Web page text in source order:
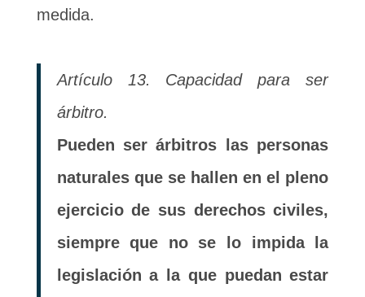
medida.
Artículo 13. Capacidad para ser
árbitro.
Pueden ser árbitros las personas
naturales que se hallen en el pleno
ejercicio de sus derechos civiles,
siempre que no se lo impida la
legislación a la que puedan estar